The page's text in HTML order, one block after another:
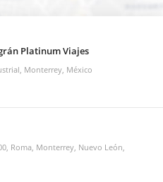
Platinum Viajes
Monterrey, México
Roma, Monterrey, Nuevo León,